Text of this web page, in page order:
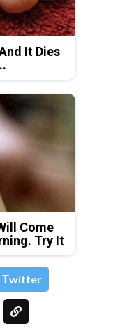
It Dies
Come
Try It
Тwitter